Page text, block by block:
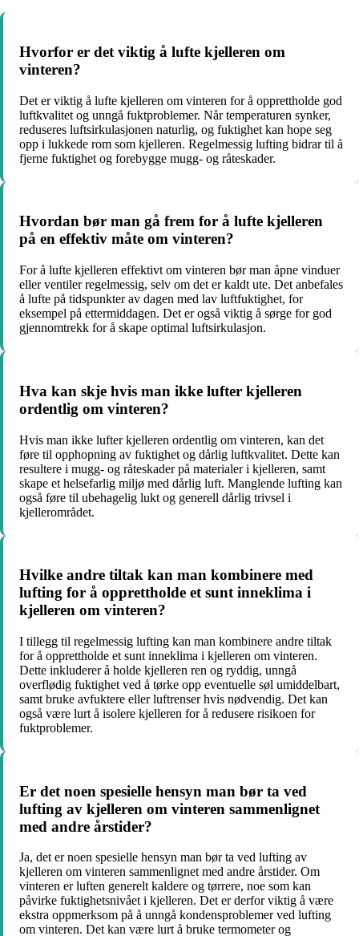
Hvorfor er det viktig å lufte kjelleren om
vinteren?
Det er viktig å lufte kjelleren om vinteren for å opprettholde god
luftkvalitet og unngå fuktproblemer. Når temperaturen synker,
reduseres luftsirkulasjonen naturlig, og fuktighet kan hope seg
opp i lukkede rom som kjelleren. Regelmessig lufting bidrar til å
fjerne fuktighet og forebygge mugg- og råteskader.
Hvordan bør man gå frem for å lufte kjelleren
på en effektiv måte om vinteren?
For å lufte kjelleren effektivt om vinteren bør man åpne vinduer
eller ventiler regelmessig, selv om det er kaldt ute. Det anbefales
å lufte på tidspunkter av dagen med lav luftfuktighet, for
eksempel på ettermiddagen. Det er også viktig å sørge for god
gjennomtrekk for å skape optimal luftsirkulasjon.
Hva kan skje hvis man ikke lufter kjelleren
ordentlig om vinteren?
Hvis man ikke lufter kjelleren ordentlig om vinteren, kan det
føre til opphopning av fuktighet og dårlig luftkvalitet. Dette kan
resultere i mugg- og råteskader på materialer i kjelleren, samt
skape et helsefarlig miljø med dårlig luft. Manglende lufting kan
også føre til ubehagelig lukt og generell dårlig trivsel i
kjellerområdet.
Hvilke andre tiltak kan man kombinere med
lufting for å opprettholde et sunt inneklima i
kjelleren om vinteren?
I tillegg til regelmessig lufting kan man kombinere andre tiltak
for å opprettholde et sunt inneklima i kjelleren om vinteren.
Dette inkluderer å holde kjelleren ren og ryddig, unngå
overflødig fuktighet ved å tørke opp eventuelle søl umiddelbart,
samt bruke avfuktere eller luftrenser hvis nødvendig. Det kan
også være lurt å isolere kjelleren for å redusere risikoen for
fuktproblemer.
Er det noen spesielle hensyn man bør ta ved
lufting av kjelleren om vinteren sammenlignet
med andre årstider?
Ja, det er noen spesielle hensyn man bør ta ved lufting av
kjelleren om vinteren sammenlignet med andre årstider. Om
vinteren er luften generelt kaldere og tørrere, noe som kan
påvirke fuktighetsnivået i kjelleren. Det er derfor viktig å være
ekstra oppmerksom på å unngå kondensproblemer ved lufting
om vinteren. Det kan være lurt å bruke termometer og